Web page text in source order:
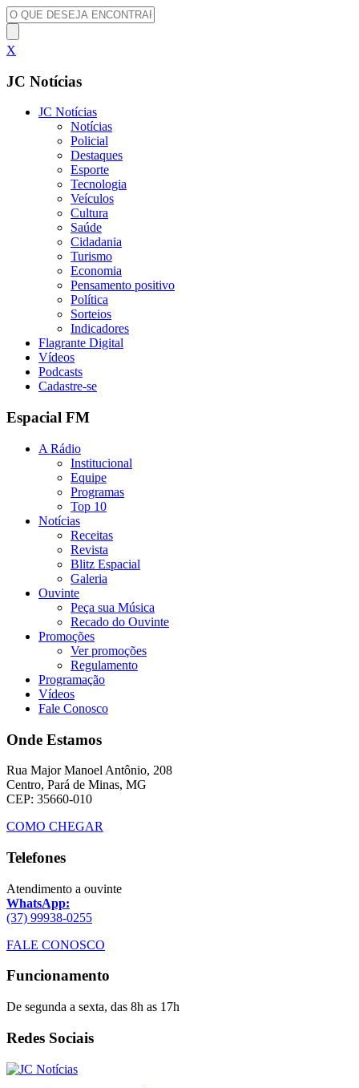
X
JC Notícias
JC Notícias
Notícias
Policial
Destaques
Esporte
Tecnologia
Veículos
Cultura
Saúde
Cidadania
Turismo
Economia
Pensamento positivo
Política
Sorteios
Indicadores
Flagrante Digital
Vídeos
Podcasts
Cadastre-se
Espacial FM
A Rádio
Institucional
Equipe
Programas
Top 10
Notícias
Receitas
Revista
Blitz Espacial
Galeria
Ouvinte
Peça sua Música
Recado do Ouvinte
Promoções
Ver promoções
Regulamento
Programação
Vídeos
Fale Conosco
Onde Estamos
Rua Major Manoel Antônio, 208
Centro, Pará de Minas, MG
CEP: 35660-010
COMO CHEGAR
Telefones
Atendimento a ouvinte
WhatsApp:
(37) 99938-0255
FALE CONOSCO
Funcionamento
De segunda a sexta, das 8h as 17h
Redes Sociais